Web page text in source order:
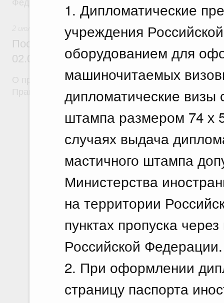
1. Дипломатические
учреждения
оборудованием для
машиночитаемых
дипломатические визы
штампа размером 74 х
случаях выдача
мастичного штампа
Министерства
на территории
пунктах пропуска
Российской Федерации.
2. При оформлении
страницу паспорта
Постановление Правительства
02.07.2026 г. № 824
О признании утратившими силу некоторых актов
Правительства Российской Федерации